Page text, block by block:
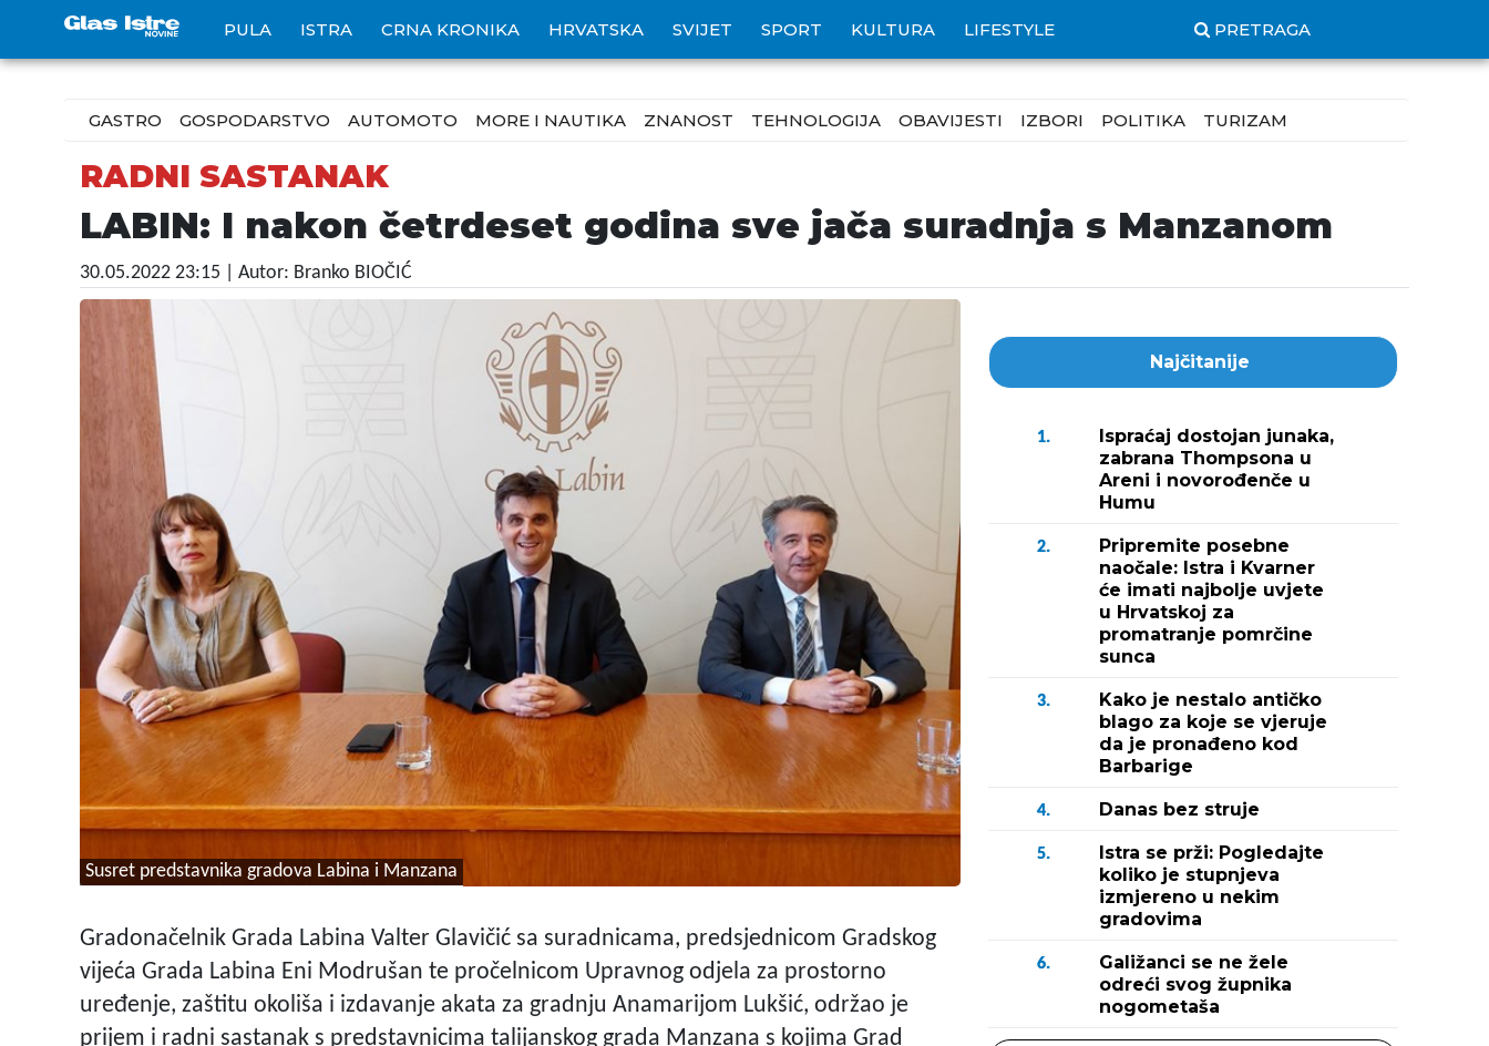
PULA ISTRA CRNA KRONIKA HRVATSKA SVIJET SPORT KULTURA LIFESTYLE PRETRAGA
GASTRO GOSPODARSTVO AUTOMOTO MORE I NAUTIKA ZNANOST TEHNOLOGIJA OBAVIJESTI IZBORI POLITIKA TURIZAM
RADNI SASTANAK
LABIN: I nakon četrdeset godina sve jača suradnja s Manzanom
30.05.2022 23:15 | Autor: Branko BIOČIĆ
Susret predstavnika gradova Labina i Manzana
Gradonačelnik Grada Labina Valter Glavičić sa suradnicama, predsjednicom Gradskog
vijeća Grada Labina Eni Modrušan te pročelnicom Upravnog odjela za prostorno
uređenje, zaštitu okoliša i izdavanje akata za gradnju Anamarijom Lukšić, održao je
prijem i radni sastanak s predstavnicima talijanskog grada Manzana s kojima Grad
Najčitanije
1.
Ispraćaj dostojan junaka,
zabrana Thompsona u
Areni i novorođenče u
Humu
2.
Pripremite posebne
naočale: Istra i Kvarner
će imati najbolje uvjete
u Hrvatskoj za
promatranje pomrčine
sunca
3.
Kako je nestalo antičko
blago za koje se vjeruje
da je pronađeno kod
Barbarige
4. Danas bez struje
5.
Istra se prži: Pogledajte
koliko je stupnjeva
izmjereno u nekim
gradovima
6.
Galižanci se ne žele
odreći svog župnika
nogometaša